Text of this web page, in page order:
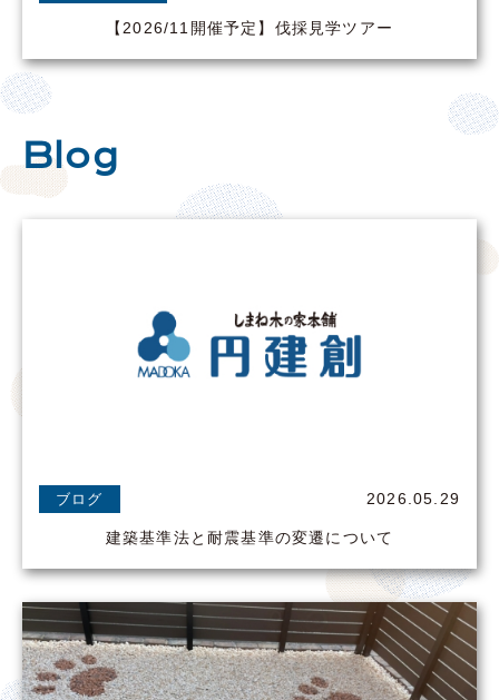
【2026/11開催予定】伐採見学ツアー
Blog
ブログ 2026.05.29
建築基準法と耐震基準の変遷について